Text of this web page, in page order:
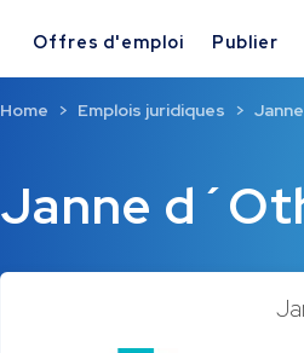
Offres d'emploi Publier
Janne
Home Emplois juridiques